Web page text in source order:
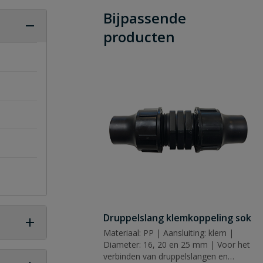
Bijpassende
producten
Druppelslang klemkoppeling sok
Materiaal: PP | Aansluiting: klem |
Diameter: 16, 20 en 25 mm | Voor het
verbinden van druppelslangen en